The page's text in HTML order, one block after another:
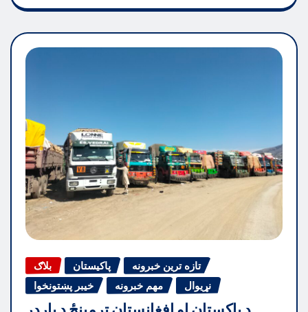
بلاګ پاکیستان
تازه ترین خبرونه
خیبر پښتونخوا
مهم خبرونه نړیوال